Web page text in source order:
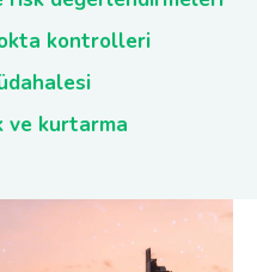
kontrolleri
ve kurtarma